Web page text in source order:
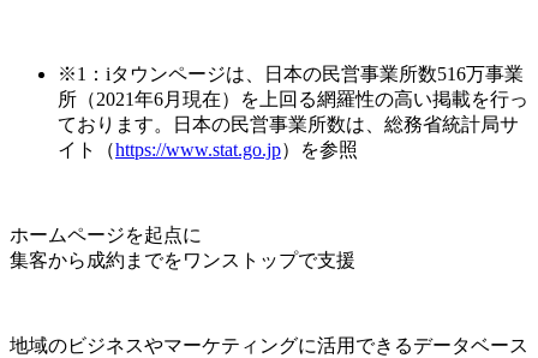
※1：iタウンページは、日本の民営事業所数516万事業
所（2021年6月現在）を上回る網羅性の高い掲載を行っ
ております。日本の民営事業所数は、総務省統計局サ
イト（https://www.stat.go.jp）を参照
ホームページを起点に
集客から成約までをワンストップで支援
地域のビジネスやマーケティングに活用できるデータベース